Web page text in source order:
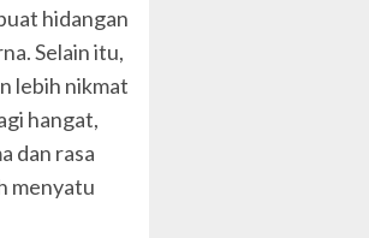
hidangan
Selain itu,
lebih nikmat
hangat,
dan rasa
menyatu